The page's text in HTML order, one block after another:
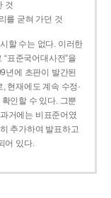
것
를 굳혀 가던 것
할 수는 없다. 이러한
표준국어대사전”을
년에 초판이 발간된
현재에도 계속 수정·
인할 수 있다. 그뿐
거에는 비표준어였
추가하여 발표하고
어 있다.